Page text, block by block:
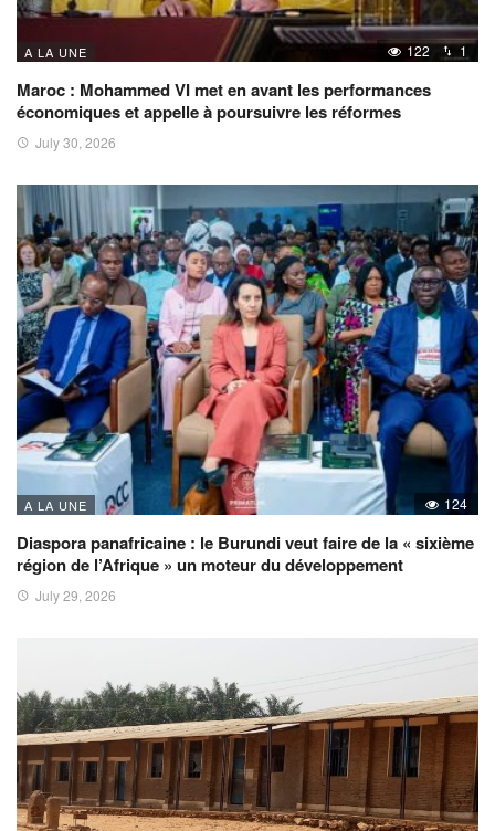
A LA UNE 122 1
Maroc : Mohammed VI met en avant les performances
économiques et appelle à poursuivre les réformes
July 30, 2026
A LA UNE 124
Diaspora panafricaine : le Burundi veut faire de la « sixième
région de l’Afrique » un moteur du développement
July 29, 2026